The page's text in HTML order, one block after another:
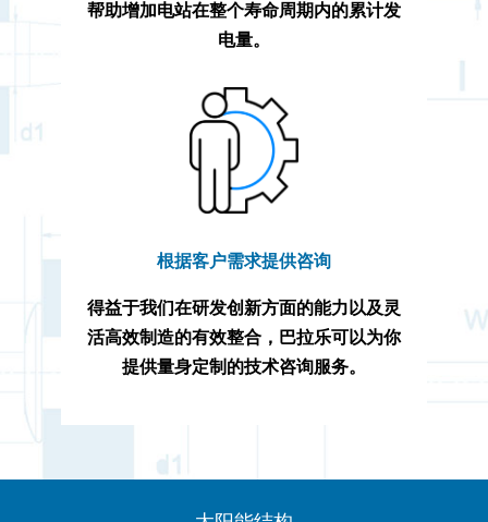
帮助增加电站在整个寿命周期内的累计发
电量。
根据客户需求提供咨询
得益于我们在研发创新方面的能力以及灵
活高效制造的有效整合，巴拉乐可以为你
提供量身定制的技术咨询服务。